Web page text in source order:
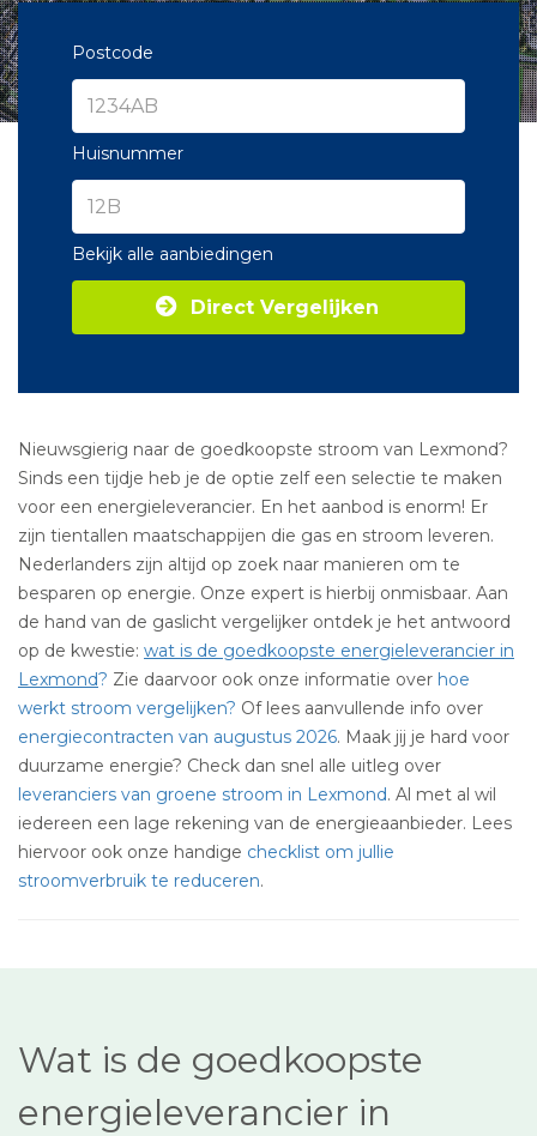
Postcode
Huisnummer
Bekijk alle aanbiedingen
Direct Vergelijken
Nieuwsgierig naar de goedkoopste stroom van Lexmond?
Sinds een tijdje heb je de optie zelf een selectie te maken
voor een energieleverancier. En het aanbod is enorm! Er
zijn tientallen maatschappijen die gas en stroom leveren.
Nederlanders zijn altijd op zoek naar manieren om te
besparen op energie. Onze expert is hierbij onmisbaar. Aan
de hand van de gaslicht vergelijker ontdek je het antwoord
op de kwestie: wat is de goedkoopste energieleverancier in
Lexmond? Zie daarvoor ook onze informatie over hoe
werkt stroom vergelijken? Of lees aanvullende info over
energiecontracten van augustus 2026. Maak jij je hard voor
duurzame energie? Check dan snel alle uitleg over
leveranciers van groene stroom in Lexmond. Al met al wil
iedereen een lage rekening van de energieaanbieder. Lees
hiervoor ook onze handige checklist om jullie
stroomverbruik te reduceren.
Wat is de goedkoopste
energieleverancier in